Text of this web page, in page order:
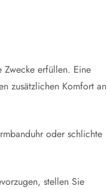
Zwecke erfüllen. Eine
zusätzlichen Komfort an
oder schlichte
stellen Sie